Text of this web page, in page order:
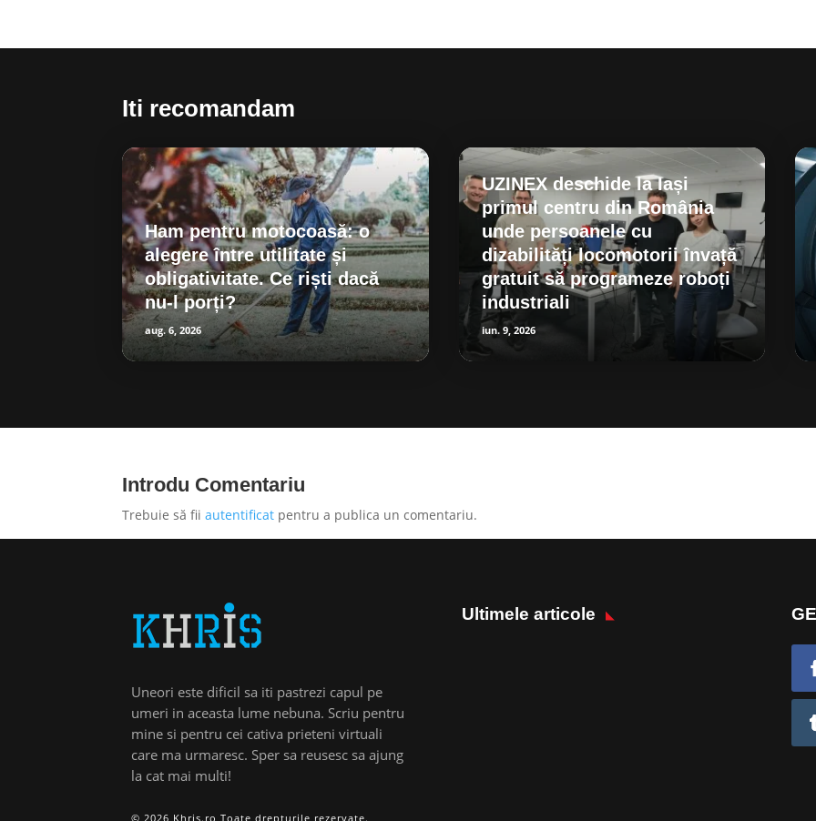
Iti recomandam
Ham pentru motocoasă: o
alegere între utilitate și
obligativitate. Ce riști dacă
nu-l porți?
aug. 6, 2026
UZINEX deschide la Iași
primul centru din România
unde persoanele cu
dizabilități locomotorii învață
gratuit să programeze roboți
industriali
iun. 9, 2026
Introdu Comentariu
Trebuie să fiiautentificat pentru a publica un comentariu.
Uneori este dificil sa iti pastrezi capul pe
umeri in aceasta lume nebuna. Scriu pentru
mine si pentru cei cativa prieteni virtuali
care ma urmaresc. Sper sa reusesc sa ajung
la cat mai multi!
© 2026 Khris.ro Toate drepturile rezervate.
Ultimele articole